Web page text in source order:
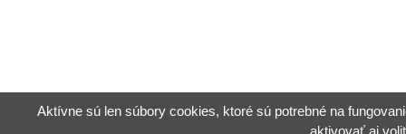
Aktívne sú len súbory cookies, ktoré sú potrebné na
aktivovať aj